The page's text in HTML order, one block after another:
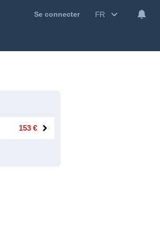
Se connecter FR
153 €